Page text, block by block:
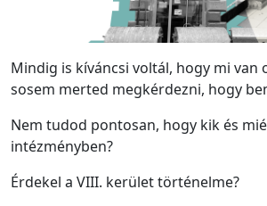
Mindig is kíváncsi voltál, hogy mi van
sosem merted megkérdezni, hogy
Nem tudod pontosan, hogy kik és
intézményben?
Érdekel a VIII. kerület történelme?